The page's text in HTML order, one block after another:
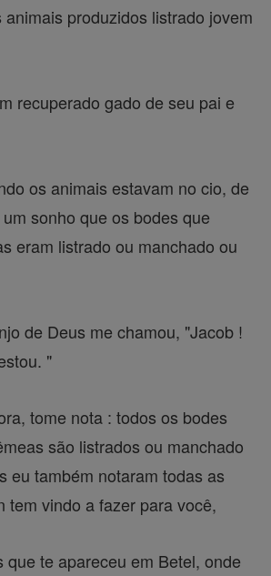
produzidos listrado jovem
recuperado gado de seu pai e
os animais estavam no cio, de
sonho que os bodes que
eram listrado ou manchado ou
de Deus me chamou, "Jacob !
"
tome nota : todos os bodes
são listrados ou manchado
eu também notaram todas as
tem vindo a fazer para você,
que te apareceu em Betel, onde